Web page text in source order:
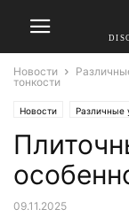
Новости
тонкости
Новости Различные
09.11.2025